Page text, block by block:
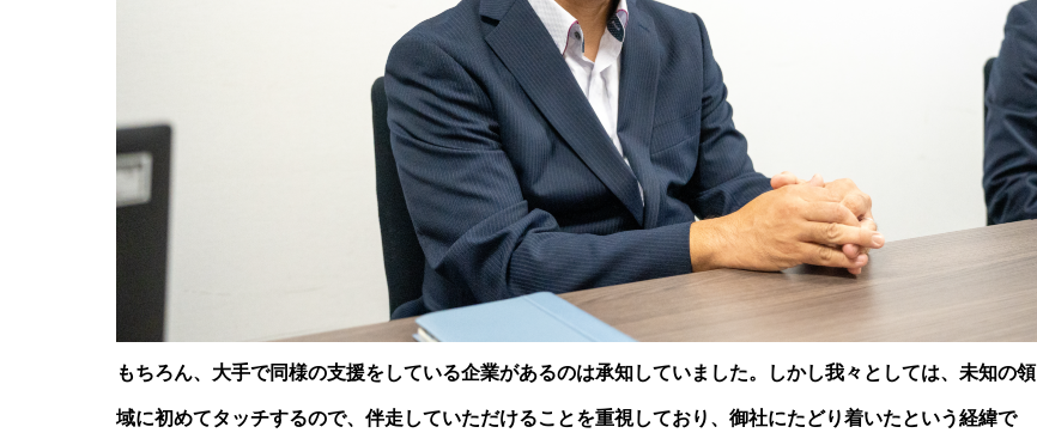
もちろん、大手で同様の支援をしている企業があるのは承知していました。しかし我々としては、未知の領
域に初めてタッチするので、伴走していただけることを重視しており、御社にたどり着いたという経緯で